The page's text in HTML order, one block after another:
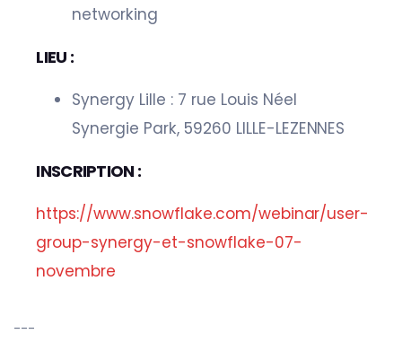
networking
LIEU :
Synergy Lille : 7 rue Louis Néel
Synergie Park, 59260 LILLE-LEZENNES
INSCRIPTION :
https://www.snowflake.com/webinar/user-
group-synergy-et-snowflake-07-
novembre
---